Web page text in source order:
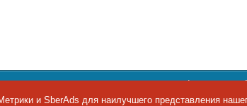
персональных данных,информация об
Телефон: +7 495 974-22-60. Факс: +7 495 974-22-
и SberAds для наилучшего представления